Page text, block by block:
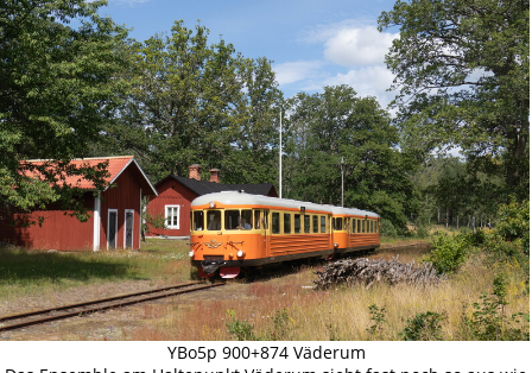
YBo5p 900+874 Väderum